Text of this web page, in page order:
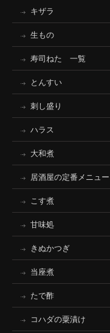
キザラ
生もの
寿司ねた 一覧
とんすい
刺し盛り
ハラス
大和煮
居酒屋の定番メニュー
こす煮
甘味処
きぬかつぎ
当座煮
たで酢
コハダの粟漬け